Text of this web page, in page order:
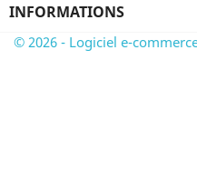
INFORMATIONS
© 2026 - Logiciel e-